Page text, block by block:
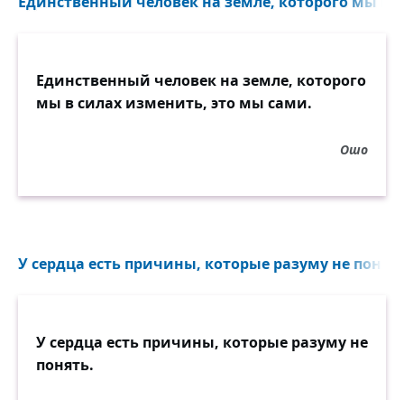
Единственный человек на земле, которого
мы в силах изменить, это мы сами.
Ошо
У сердца есть причины, которые разуму не
У сердца есть причины, которые разуму не
понять.